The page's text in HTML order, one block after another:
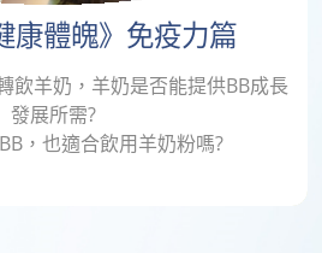
康體魄》免疫力篇
飲羊奶，羊奶是否能提供BB成長
發展所需?
，也適合飲用羊奶粉嗎?